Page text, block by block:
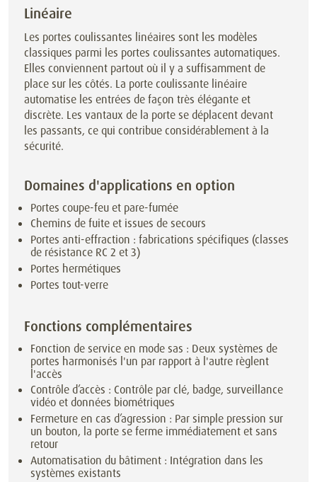
Linéaire
Les portes coulissantes linéaires sont les modèles
classiques parmi les portes coulissantes automatiques.
Elles conviennent partout où il y a suffisamment de
place sur les côtés. La porte coulissante linéaire
automatise les entrées de façon très élégante et
discrète. Les vantaux de la porte se déplacent devant
les passants, ce qui contribue considérablement à la
sécurité.
Domaines d'applications en option
Portes coupe-feu et pare-fumée
Chemins de fuite et issues de secours
Portes anti-effraction : fabrications spécifiques (classes
de résistance RC 2 et 3)
Portes hermétiques
Portes tout-verre
Fonctions complémentaires
Fonction de service en mode sas : Deux systèmes de
portes harmonisés l'un par rapport à l'autre règlent
l'accès
Contrôle d’accès : Contrôle par clé, badge, surveillance
vidéo et données biométriques
Fermeture en cas d’agression : Par simple pression sur
un bouton, la porte se ferme immédiatement et sans
retour
Automatisation du bâtiment : Intégration dans les
systèmes existants